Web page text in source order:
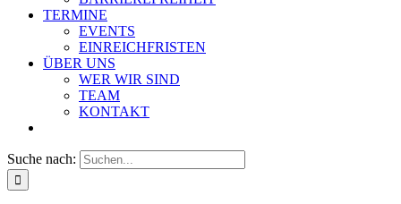
TERMINE
EVENTS
EINREICHFRISTEN
ÜBER UNS
WER WIR SIND
TEAM
KONTAKT
Suche nach: